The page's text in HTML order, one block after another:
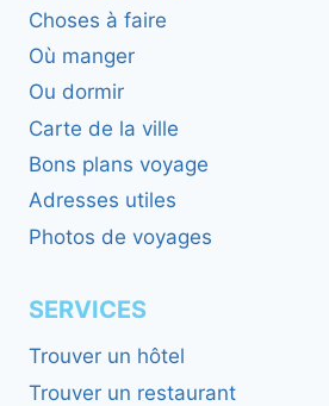
Choses à faire
Où manger
Ou dormir
Carte de la ville
Bons plans voyage
Adresses utiles
Photos de voyages
SERVICES
Trouver un hôtel
Trouver un restaurant